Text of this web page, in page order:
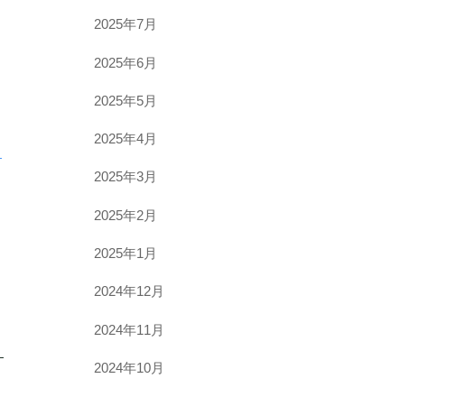
2025年7月
2025年6月
2025年5月
2025年4月
2025年3月
2025年2月
2025年1月
2024年12月
2024年11月
2024年10月